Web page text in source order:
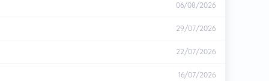
06/08/2026
29/07/2026
22/07/2026
16/07/2026